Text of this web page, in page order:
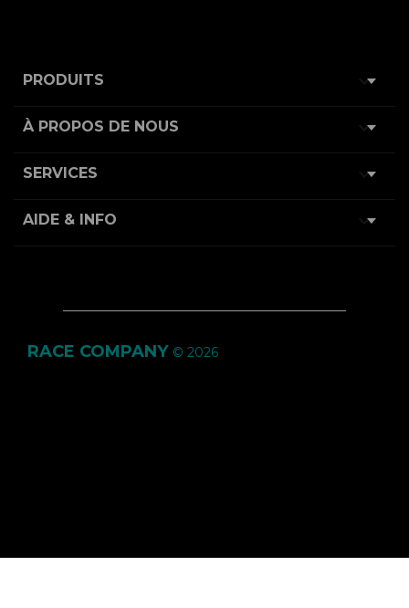
PRODUITS 
À PROPOS DE NOUS 
SERVICES 
AIDE & INFO 
RACE COMPANY © 2026